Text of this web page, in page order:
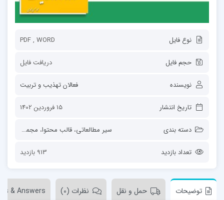
نوع فایل PDF , WORD
حجم فایل دریافت فایل
نویسنده فعالان تهذیب و تربیت
تاریخ انتشار 15 فروردین 1402
دسته بندی سیر مطالعاتی، قالب محتوا، مجموعه‌ها
تعداد بازدید 913 بازدید
توضیحات حمل و نقل نظرات (0) & Answers